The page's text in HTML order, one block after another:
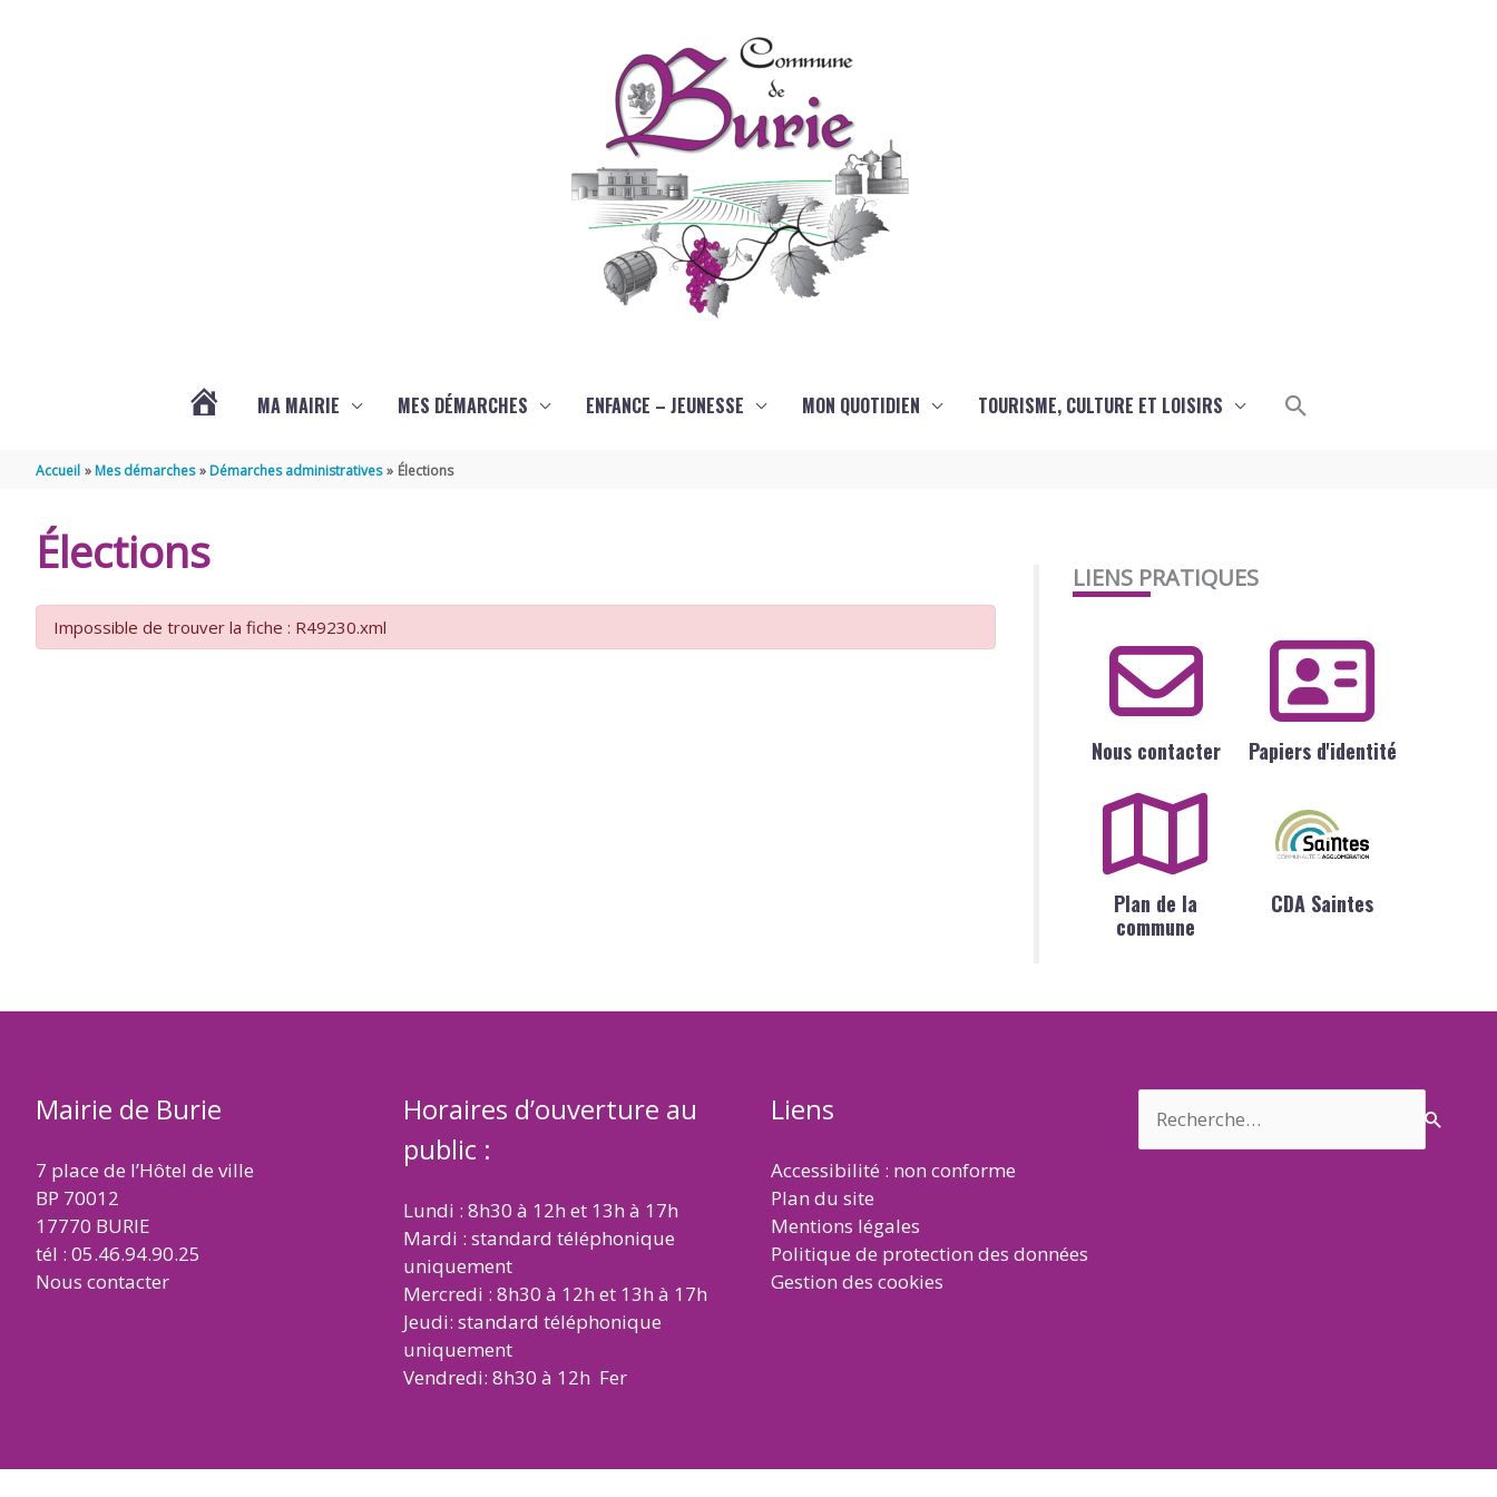
MA MAIRIE MES DÉMARCHES ENFANCE – JEUNESSE MON QUOTIDIEN TOURISME, CULTURE ET LOISIRS Rechercher
Accueil Mes démarches Démarches administratives Élections
Élections
Impossible de trouver la fiche : R49230.xml
LIENS PRATIQUES
Nous contacter Papiers d'identité
Plan de la
commune
CDA Saintes
Mairie de Burie
7 place de l’Hôtel de ville
BP 70012
17770 BURIE
tél : 05.46.94.90.25
Nous contacter
Horaires d’ouverture au
public :
Lundi : 8h30 à 12h et 13h à 17h
Mardi : standard téléphonique
uniquement
Mercredi : 8h30 à 12h et 13h à 17h
Jeudi: standard téléphonique
uniquement
Vendredi: 8h30 à 12h Fer
Liens
Accessibilité : non conforme
Plan du site
Mentions légales
Politique de protection des données
Gestion des cookies